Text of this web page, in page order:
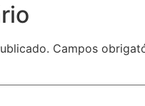
Campos